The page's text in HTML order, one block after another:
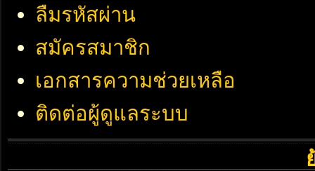
ลืมรหัสผ่าน
สมัครสมาชิก
เอกสารความช่วยเหลือ
ติดต่อผู้ดูแลระบบ